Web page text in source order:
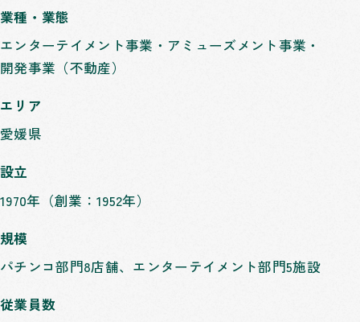
業種・業態
エンターテイメント事業・アミューズメント事業・
開発事業（不動産）
エリア
愛媛県
設立
1970年（創業：1952年）
規模
パチンコ部門8店舗、エンターテイメント部門5施設
従業員数